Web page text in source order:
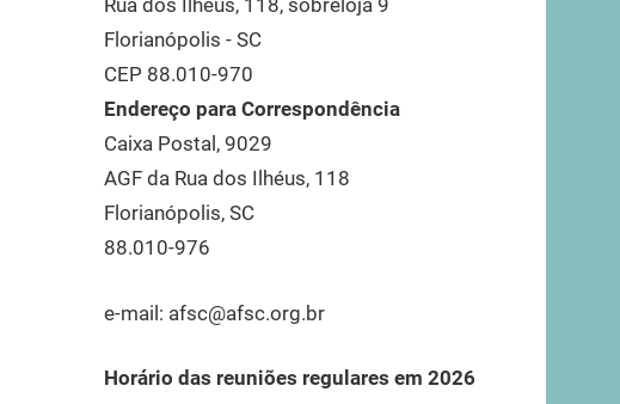
Rua dos Ilhéus, 118, sobreloja 9
Florianópolis - SC
CEP 88.010-970
Endereço para Correspondência
Caixa Postal, 9029
AGF da Rua dos Ilhéus, 118
Florianópolis, SC
88.010-976
e-mail: afsc@afsc.org.br
Horário das reuniões regulares em 2026